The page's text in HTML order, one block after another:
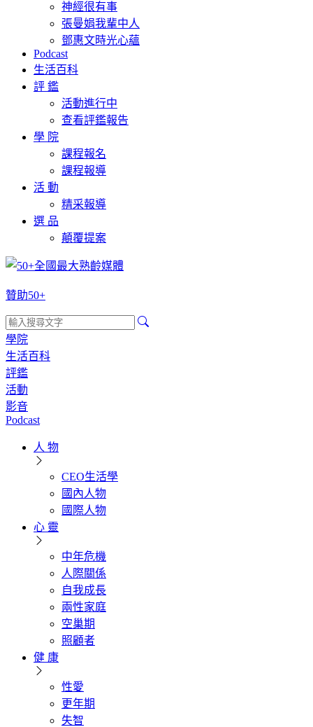
神經很有事
張曼娟我輩中人
鄧惠文時光心蘊
Podcast
生活百科
評 鑑
活動進行中
查看評鑑報告
學 院
課程報名
課程報導
活 動
精采報導
選 品
顛覆提案
贊助50+
學院
生活百科
評鑑
活動
影音
Podcast
人 物
CEO生活學
國內人物
國際人物
心 靈
中年危機
人際關係
自我成長
兩性家庭
空巢期
照顧者
健 康
性愛
更年期
失智